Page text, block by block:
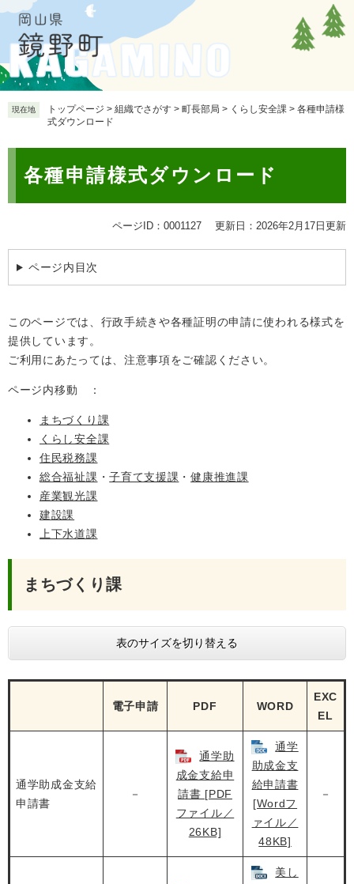
先
頭
を
飛
現在地 トップページ > 組織でさがす > 町長部局 > くらし安全課 > 各種申請様
式ダウンロード
各種申請様式ダウンロード
ページID：0001127 更新日：2026年2月17日更新
ページ内目次
このページでは、行政手続きや各種証明の申請に使われる様式を
提供しています。
ご利用にあたっては、注意事項をご確認ください。
ページ内移動 ：
まちづくり課
くらし安全課
住民税務課
総合福祉課 ・子育て支援課 ・健康推進課
産業観光課
建設課
上下水道課
まちづくり課
表のサイズを切り替える
電子申請 PDF WORD
EXC
EL
通学助成金支給
申請書
－
通学助
成金支給申
請書 [PDF
ファイル／
26KB]
通学
助成金支
給申請書
[Wordフ
ァイル／
48KB]
－
美し